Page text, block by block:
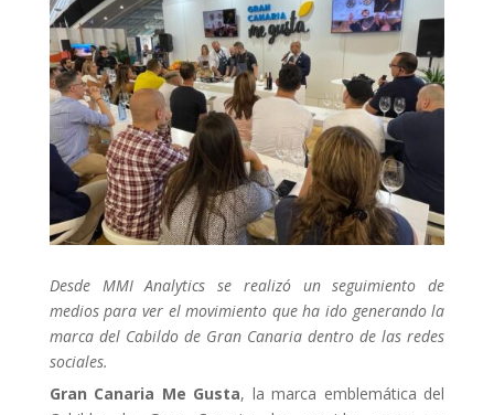
Desde MMI Analytics se realizó un seguimiento de
medios para ver el movimiento que ha ido generando la
marca del Cabildo de Gran Canaria dentro de las redes
sociales.
Gran Canaria Me Gusta, la marca emblemática del